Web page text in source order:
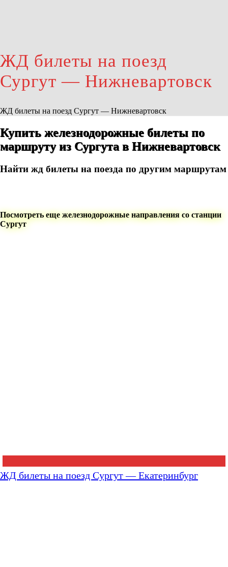
ЖД билеты на поезд
Сургут — Нижневартовск
ЖД билеты на поезд Сургут — Нижневартовск
Купить железнодорожные билеты по
маршруту из Сургута в Нижневартовск
Найти жд билеты на поезда по другим маршрутам
Посмотреть еще железнодорожные направления со станции
Сургут
ЖД билеты на поезд Сургут — Екатеринбург